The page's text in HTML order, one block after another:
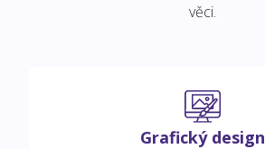
věci.
Grafický design